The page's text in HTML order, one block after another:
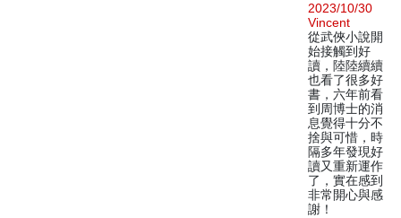
2023/10/30
Vincent
從武俠小說開
始接觸到好
讀，陸陸續續
也看了很多好
書，六年前看
到周博士的消
息覺得十分不
捨與可惜，時
隔多年發現好
讀又重新運作
了，實在感到
非常開心與感
謝！